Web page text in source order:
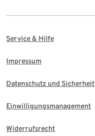
Service & Hilfe
Impressum
Datenschutz und Sicherheit
Einwilligungsmanagement
Widerrufsrecht